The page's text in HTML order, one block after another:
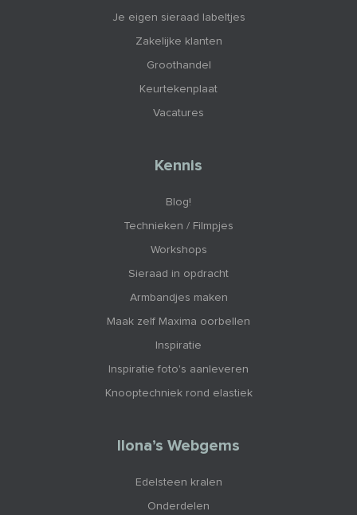
Je eigen sieraad labeltjes
Zakelijke klanten
Groothandel
Keurtekenplaat
Vacatures
Kennis
Blog!
Technieken / Filmpjes
Workshops
Sieraad in opdracht
Armbandjes maken
Maak zelf Maxima oorbellen
Inspiratie
Inspiratie foto's aanleveren
Knooptechniek rond elastiek
Ilona’s Webgems
Edelsteen kralen
Onderdelen